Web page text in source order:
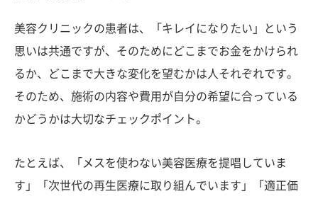
美容クリニックの患者は、「キレイになりたい」という
思いは共通ですが、そのためにどこまでお金をかけられ
るか、どこまで大きな変化を望むかは人それぞれです。
そのため、施術の内容や費用が自分の希望に合っている
かどうかは大切なチェックポイント。
たとえば、「メスを使わない美容医療を提唱していま
す」「次世代の再生医療に取り組んでいます」「適正価